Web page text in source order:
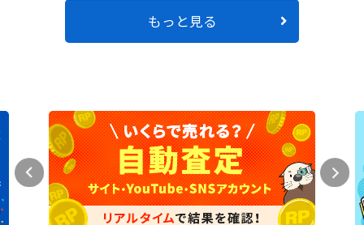
もっと見る